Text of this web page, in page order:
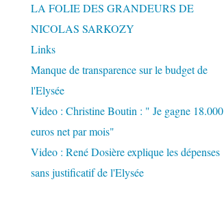
LA FOLIE DES GRANDEURS DE
NICOLAS SARKOZY
Links
Manque de transparence sur le budget de
l'Elysée
Video : Christine Boutin : " Je gagne 18.000
euros net par mois"
Video : René Dosière explique les dépenses
sans justificatif de l'Elysée